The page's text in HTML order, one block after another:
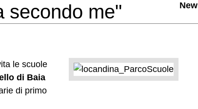
secondo me"
le scuole
di Baia
di primo